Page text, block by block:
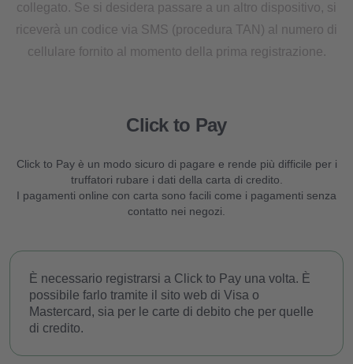
Chi siamo
Clanq Kids Banking
Investments
Clan familiare
Forziere per il futuro
collegato. Se si desidera passare a un altro dispositivo, si
riceverà un codice via SMS (procedura TAN) al numero di
cellulare fornito al momento della prima registrazione.
Click to Pay
Click to Pay è un modo sicuro di pagare e rende più difficile per i
truffatori rubare i dati della carta di credito.
I pagamenti online con carta sono facili come i pagamenti senza
contatto nei negozi.
È necessario registrarsi a Click to Pay una volta. È
possibile farlo tramite il sito web di Visa o
Mastercard, sia per le carte di debito che per quelle
di credito.